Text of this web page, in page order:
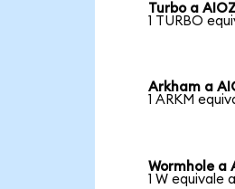
Turbo a
1 TURBO
Arkham a
1 ARKM
Wormhole a
1 W equivale